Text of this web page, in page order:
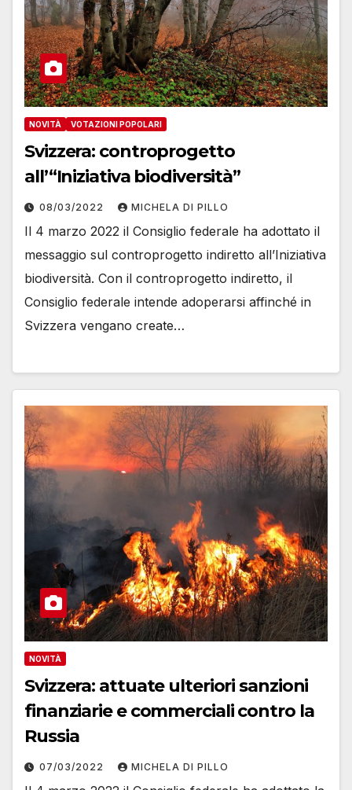
NOVITÀ VOTAZIONI POPOLARI
Svizzera: controprogetto
all’“Iniziativa biodiversità”
08/03/2022 MICHELA DI PILLO
Il 4 marzo 2022 il Consiglio federale ha adottato il
messaggio sul controprogetto indiretto all’Iniziativa
biodiversità. Con il controprogetto indiretto, il
Consiglio federale intende adoperarsi affinché in
Svizzera vengano create…
NOVITÀ
Svizzera: attuate ulteriori sanzioni
finanziarie e commerciali contro la
Russia
07/03/2022 MICHELA DI PILLO